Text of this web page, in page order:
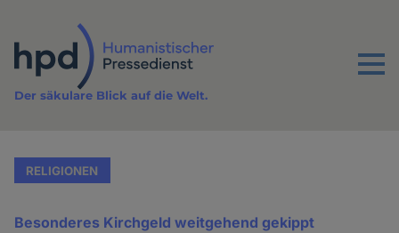
Inhalt
Menu
Der säkulare Blick auf die Welt.
RELIGIONEN
Besonderes Kirchgeld weitgehend gekippt